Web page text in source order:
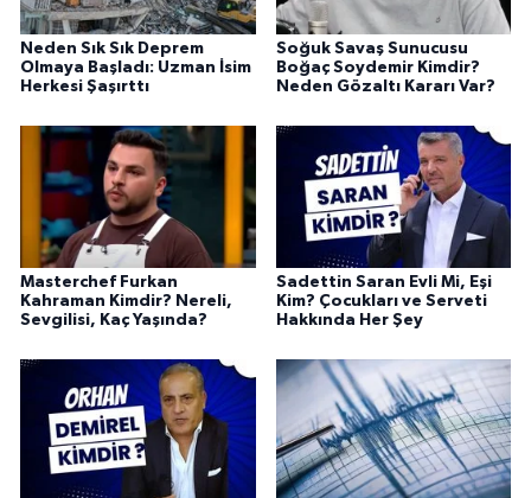
Neden Sık Sık Deprem
Olmaya Başladı: Uzman İsim
Herkesi Şaşırttı
Soğuk Savaş Sunucusu
Boğaç Soydemir Kimdir?
Neden Gözaltı Kararı Var?
Masterchef Furkan
Kahraman Kimdir? Nereli,
Sevgilisi, Kaç Yaşında?
Sadettin Saran Evli Mi, Eşi
Kim? Çocukları ve Serveti
Hakkında Her Şey